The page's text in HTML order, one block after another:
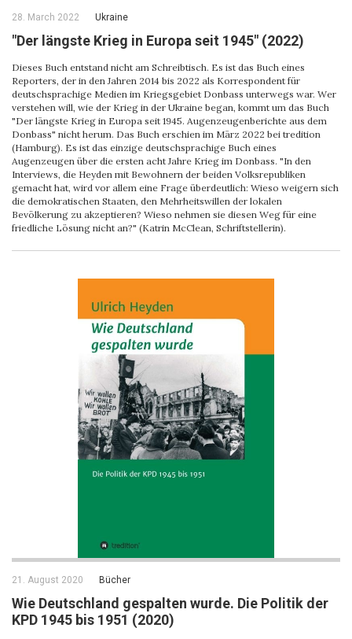
28. March 2022 Ukraine
"Der längste Krieg in Europa seit 1945" (2022)
Dieses Buch entstand nicht am Schreibtisch. Es ist das Buch eines
Reporters, der in den Jahren 2014 bis 2022 als Korrespondent für
deutschsprachige Medien im Kriegsgebiet Donbass unterwegs war. Wer
verstehen will, wie der Krieg in der Ukraine began, kommt um das Buch
"Der längste Krieg in Europa seit 1945. Augenzeugenberichte aus dem
Donbass" nicht herum. Das Buch erschien im März 2022 bei tredition
(Hamburg). Es ist das einzige deutschsprachige Buch eines
Augenzeugen über die ersten acht Jahre Krieg im Donbass. "In den
Interviews, die Heyden mit Bewohnern der beiden Volksrepubliken
gemacht hat, wird vor allem eine Frage überdeutlich: Wieso weigern sich
die demokratischen Staaten, den Mehrheitswillen der lokalen
Bevölkerung zu akzeptieren? Wieso nehmen sie diesen Weg für eine
friedliche Lösung nicht an?" (Katrin McClean, Schriftstellerin).
21. August 2020 Bücher
Wie Deutschland gespalten wurde. Die Politik der
KPD 1945 bis 1951 (2020)